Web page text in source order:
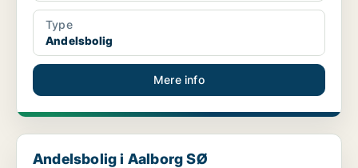
Type
Andelsbolig
Mere info
Andelsbolig i Aalborg SØ
Andelsbolig i Aalborg SØ